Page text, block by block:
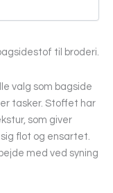
til broderi.
valg som bagside
tasker. Stoffet har
som giver
flot og ensartet.
med ved syning